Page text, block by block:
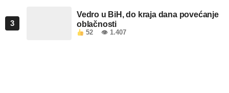
3
Vedro u BiH, do kraja dana povećanje
oblačnosti
52 👁 1.407